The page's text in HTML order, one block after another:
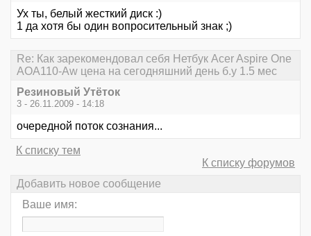
Ух ты, белый жесткий диск :)
1 да хотя бы один вопросительный знак ;)
Re: Как зарекомендовал себя Нетбук Acer Aspire One
AOA110-Aw цена на сегодняшний день б.у 1.5 мес
Резиновый Утёток
3 - 26.11.2009 - 14:18
очередной поток сознания...
К списку тем
К списку форумов
Добавить новое сообщение
Ваше имя: